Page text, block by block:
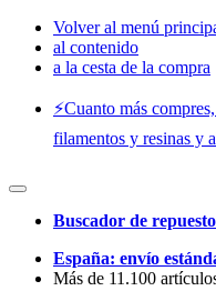
Volver al menú
al contenido
a la cesta de la compra
⚡️Cuanto más
filamentos y resinas y
Buscador de
España: envío
Más de 11.100